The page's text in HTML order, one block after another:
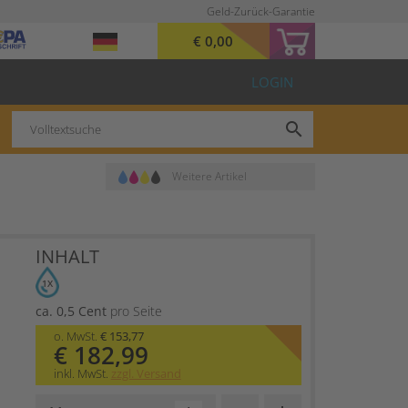
Geld-Zurück-Garantie
€ 0,00
LOGIN
search
Weitere Artikel
INHALT
1X
ca. 0,5 Centpro Seite
o. MwSt. € 153,77
€ 182,99
inkl. MwSt. zzgl. Versand